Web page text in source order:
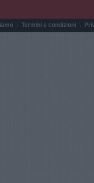
Termini e condizioni